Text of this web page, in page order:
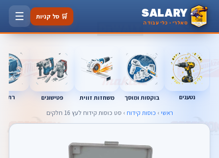
SALARY
סאלרי · כלי עבודה
🛒 סל קניות ☰
נטענים בוקסות ומוסך משחזות זווית פטישונים
ראשי › כוסות קידוח › סט כוסות קידוח לעץ 16 חלקים